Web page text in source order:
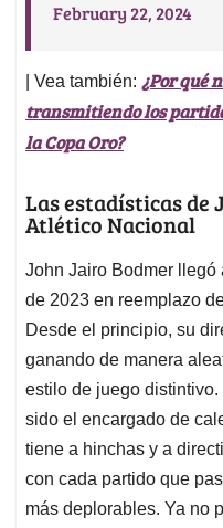
February 22, 2024
| Vea también: ¿Por qué
transmitiendo los
la Copa Oro?
Las estadísticas de
Atlético Nacional
John Jairo Bodmer llegó
de 2023 en reemplazo
Desde el principio, su
ganando de manera
estilo de juego
sido el encargado de
tiene a hinchas y a
con cada partido que
más deplorables. Ya no